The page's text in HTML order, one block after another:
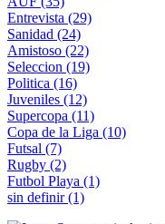
Entrevista (29)
Sanidad (24)
Amistoso (22)
Seleccion (19)
Politica (16)
Juveniles (12)
Supercopa (11)
Copa de la Liga (10)
Futsal (7)
Rugby (2)
Futbol Playa (1)
sin definir(1)